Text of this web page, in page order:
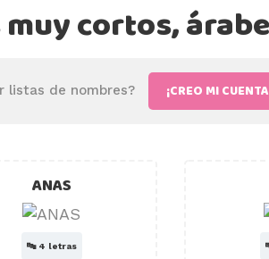
cortos,
listas de nombres? ¡CREO MI
ANAS
🔤 4 letras